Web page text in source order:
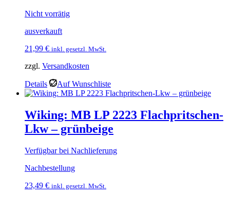
Nicht vorrätig
ausverkauft
21,99 € inkl. gesetzl. MwSt.
zzgl. Versandkosten
Details Auf Wunschliste
Wiking: MB LP 2223 Flachpritschen-
Lkw – grünbeige
Verfügbar bei Nachlieferung
Nachbestellung
23,49 € inkl. gesetzl. MwSt.